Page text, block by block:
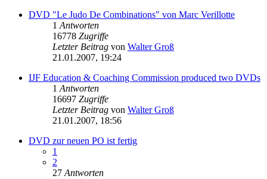
DVD "Le Judo De Combinations" von Marc Verillotte
1 Antworten
16778 Zugriffe
Letzter Beitrag von Walter Groß
21.01.2007, 19:24
IJF Education & Coaching Commission produced two DVDs
1 Antworten
16697 Zugriffe
Letzter Beitrag von Walter Groß
21.01.2007, 18:56
DVD zur neuen PO ist fertig
1
2
27 Antworten